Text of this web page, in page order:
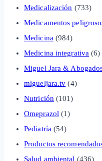
Medicalización (733)
Medicamentos
Medicina (984)
Medicina integrativa (6)
Miguel Jara &
migueljara.tv (4)
Nutrición (101)
Omeprazol (1)
Pediatría (54)
Productos
Salud ambiental (436)